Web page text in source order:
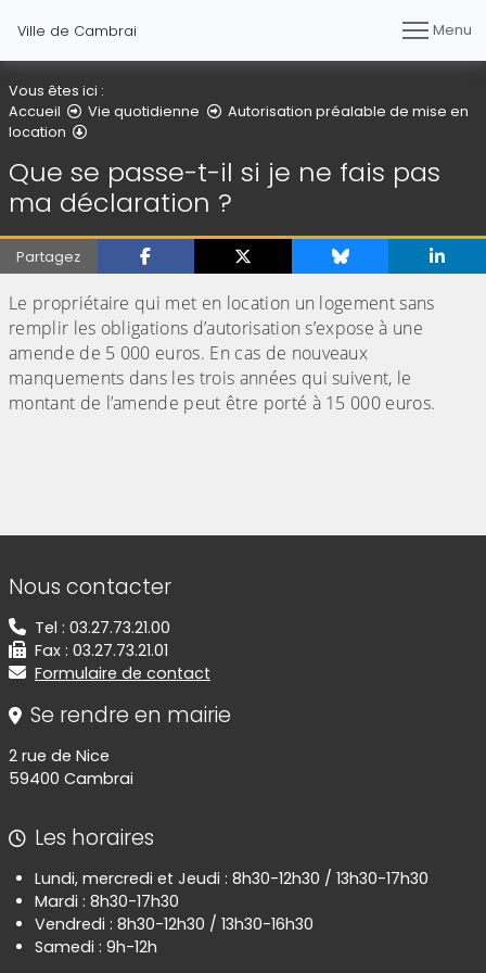
Ville de Cambrai Menu
Vous êtes ici :
Accueil
Vie quotidienne
Autorisation préalable de mise en
location
Que se passe-t-il si je ne fais pas
ma déclaration ?
Partagez
Le propriétaire qui met en location un logement sans
remplir les obligations d’autorisation s’expose à une
amende de 5 000 euros. En cas de nouveaux
manquements dans les trois années qui suivent, le
montant de l’amende peut être porté à 15 000 euros.
Informations de contact
Nous contacter
Tel : 03.27.73.21.00
Fax : 03.27.73.21.01
Formulaire de contact
Se rendre en mairie
2 rue de Nice
59400 Cambrai
Les horaires
Lundi, mercredi et Jeudi : 8h30-12h30 / 13h30-17h30
Mardi : 8h30-17h30
Vendredi : 8h30-12h30 / 13h30-16h30
Samedi : 9h-12h